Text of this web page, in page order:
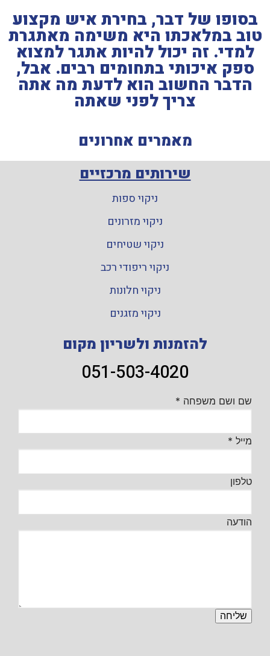
בסופו של דבר, בחירת איש מקצוע
טוב במלאכתו היא משימה מאתגרת
למדי. זה יכול להיות אתגר למצוא
ספק איכותי בתחומים רבים. אבל,
הדבר החשוב הוא לדעת מה אתה
צריך לפני שאתה
מאמרים אחרונים
שירותים מרכזיים
ניקוי ספות
ניקוי מזרונים
ניקוי שטיחים
ניקוי ריפודי רכב
ניקוי חלונות
ניקוי מזגנים
להזמנות ולשריון מקום
051-503-4020
שם ושם משפחה *
מייל *
טלפון
הודעה
שליחה